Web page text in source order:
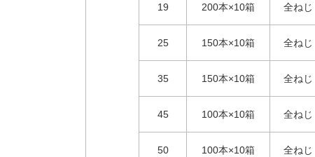
19 200本×10箱 全ねじ
25 150本×10箱 全ねじ
35 150本×10箱 全ねじ
45 100本×10箱 全ねじ
50 100本×10箱 全ねじ